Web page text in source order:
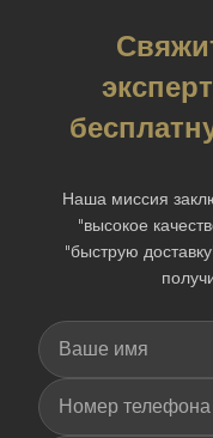
Наша миссия
"высокое
"быструю